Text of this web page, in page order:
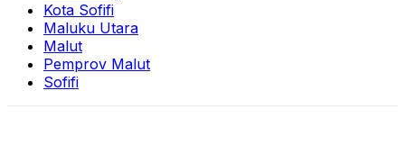
Kota Sofifi
Maluku Utara
Malut
Pemprov Malut
Sofifi